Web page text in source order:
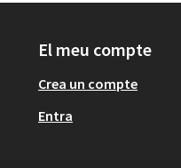
El meu compte
Crea un compte
Entra